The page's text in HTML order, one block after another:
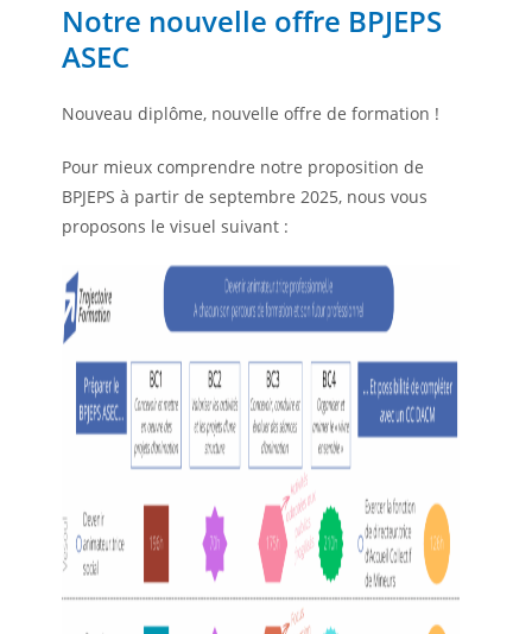
Notre nouvelle offre BPJEPS
ASEC
Nouveau diplôme, nouvelle offre de formation !
Pour mieux comprendre notre proposition de
BPJEPS à partir de septembre 2025, nous vous
proposons le visuel suivant :